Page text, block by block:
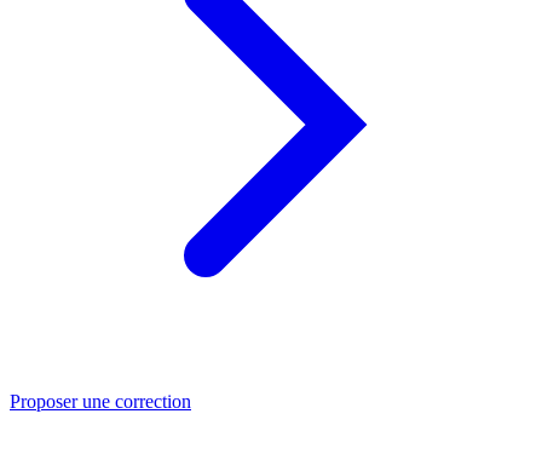
Proposer une correction